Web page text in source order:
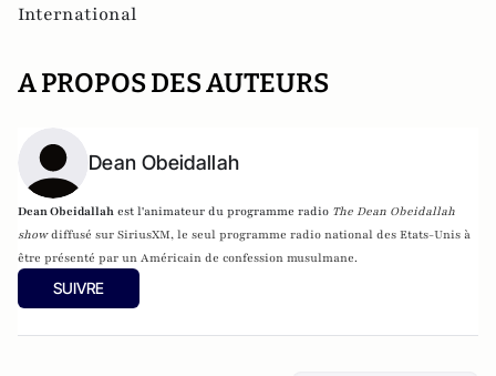
International
A PROPOS DES AUTEURS
Dean Obeidallah
Dean Obeidallah est l'animateur du programme radio The Dean Obeidallah
showdiffusé sur SiriusXM, le seul programme radio national des Etats-Unis à
être présenté par un Américain de confession musulmane.
SUIVRE